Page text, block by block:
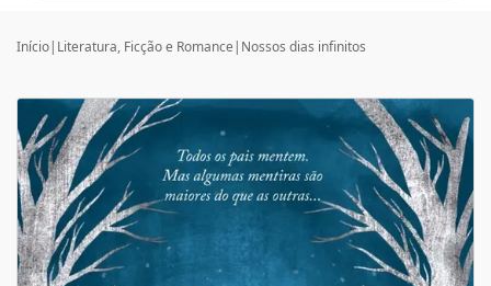
Início| Literatura, Ficção e Romance | Nossos dias infinitos